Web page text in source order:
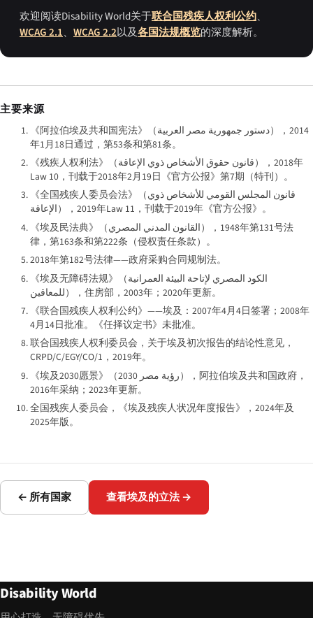
欢迎阅读Disability World关于联合国残疾人权利公约、
WCAG 2.1、 WCAG 2.2以及各国法规概览的深度解析。
主要来源
《阿拉伯埃及共和国宪法》（دستور جمهورية مصر العربية），2014
年1月18日通过，第53条和第81条。
《残疾人权利法》（قانون حقوق الأشخاص ذوي الإعاقة），2018年
Law 10，刊载于2018年2月19日《官方公报》第7期（特刊）。
《全国残疾人委员会法》（قانون المجلس القومي للأشخاص ذوي
الإعاقة
），2019年Law 11，刊载于2019年《官方公报》。
《埃及民法典》（القانون المدني المصري），1948年第131号法
律，第163条和第222条（侵权责任条款）。
2018年第182号法律——政府采购合同规制法。
《埃及无障碍法规》（الكود المصري لإتاحة البيئة العمرانية
للمعاقين），住房部，2003年；2020年更新。
《联合国残疾人权利公约》——埃及：2007年4月4日签署；2008年
4月14日批准。《任择议定书》未批准。
联合国残疾人权利委员会，关于埃及初次报告的结论性意见，
CRPD/C/EGY/CO/1，2019年。
《埃及2030愿景》（
رؤية مصر 2030），阿拉伯埃及共和国政府，
2016年采纳；2023年更新。
全国残疾人委员会，《埃及残疾人状况年度报告》，2024年及
2025年版。
← 所有国家 查看埃及的立法 →
Disability World